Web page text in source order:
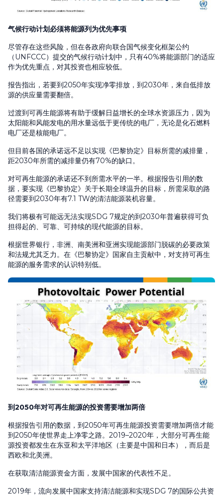
气候行动计划必须将能源列为优先事项
尽管存在这些风险，但在各政府向联合国气候变化框架公约
（UNFCCC）提交的气候行动计划中，只有40%将能源部门的适应
作为优先重点，对其投资也相应较低。
报告指出，若要到2050年实现净零排放，到2030年，来自低排放
源的供应量需要翻倍。
过渡到可再生能源将有助于缓解日益增长的全球水资源压力，因为
太阳能和风能发电的用水量远低于更传统的电厂，无论是化石燃料
电厂还是核能电厂。
但目前各国的承诺远不足以实现《巴黎协定》目标所需的减排量，
距2030年所需的减排量仍有70%的缺口。
对可再生能源的承诺还不到所需水平的一半。根据报告引用的数
据，要实现《巴黎协定》关于长期全球温升的目标，所需采取的路
径需要到2030年有7.1 TW的清洁能源装机容量。
我们将极有可能远无法实现SDG 7规定的到2030年普遍获得可负
担得起的、可靠、可持续的现代能源的目标。
根据世界银行，非洲、南美洲和亚洲实现能源部门脱碳的必要政策
和法规尤其乏力。在《巴黎协定》国家自主贡献中，对支持可再生
能源的服务需求的认识特别低。
到2050年对可再生能源的投资需要增加两倍
根据报告引用的数据，到2050年可再生能源投资需要增加两倍才能
到2050年使世界走上净零之路。2019–2020年，大部分可再生能
源投资都发生在东亚和太平洋地区（主要是中国和日本），而后是
西欧和北美洲。
在获取清洁能源资金方面，发展中国家的代表性不足。
2019年，流向发展中国家支持清洁能源和实现SDG 7的国际公共资